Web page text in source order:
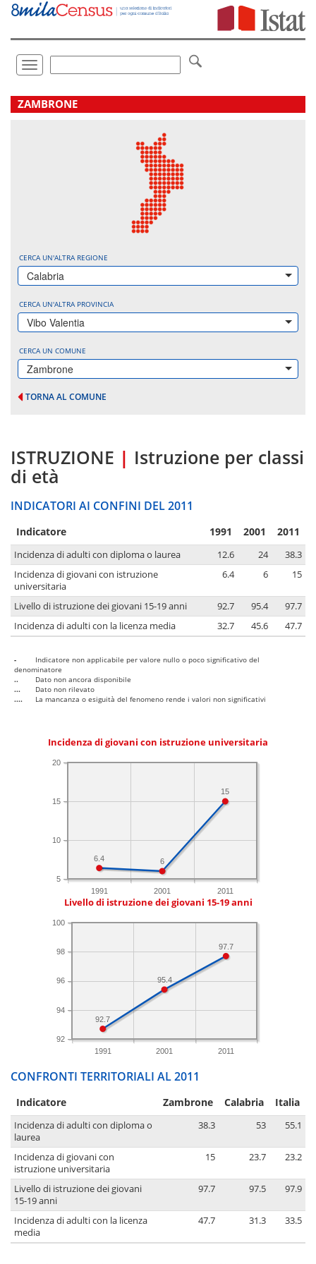
Vai
direttamente
Toggle
navigation
.
ZAMBRONE
CERCA UN'ALTRA REGIONE
Calabria
CERCA UN'ALTRA PROVINCIA
Vibo Valentia
CERCA UN COMUNE
Zambrone
TORNA AL COMUNE
ISTRUZIONE | Istruzione per classi
di età
INDICATORI AI CONFINI DEL 2011
Indicatore 1991 2001 2011
Incidenza di adulti con diploma o laurea 12.6 24
38.3
Incidenza di giovani con istruzione
universitaria
6.4 6 15
Livello di istruzione dei giovani 15-19 anni 92.7 95.4
97.7
Incidenza di adulti con la licenza media
32.7 45.6 47.7
-
Indicatore non applicabile per valore nullo o poco significativo del
denominatore
..
Dato non ancora disponibile
...
Dato non rilevato
....
La mancanza o esiguità del fenomeno rende i valori non significativi
Incidenza di giovani con istruzione universitaria
1991 2001 2011
5
10
15
20
15
6
6.4
Livello di istruzione dei giovani 15-19 anni
1991 2001 2011
92
94
96
98
100
97.7
95.4
92.7
CONFRONTI TERRITORIALI AL 2011
Indicatore Zambrone Calabria Italia
Incidenza di adulti con diploma o
laurea
38.3 53 55.1
Incidenza di giovani con
istruzione universitaria
15 23.7 23.2
Livello di istruzione dei giovani
15-19 anni
97.7 97.5 97.9
Incidenza di adulti con la licenza
media
47.7 31.3 33.5